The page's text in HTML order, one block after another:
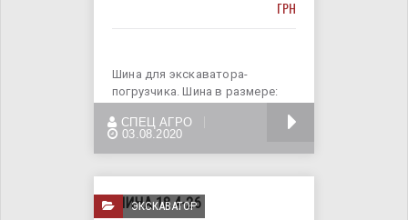
ГРН
Шина для экскаватора-
погрузчика. Шина в размере:
предназначены
СПЕЦ АГРО
03.08.2020
ЭКСКАВАТОР
ШИНА 18.4-26